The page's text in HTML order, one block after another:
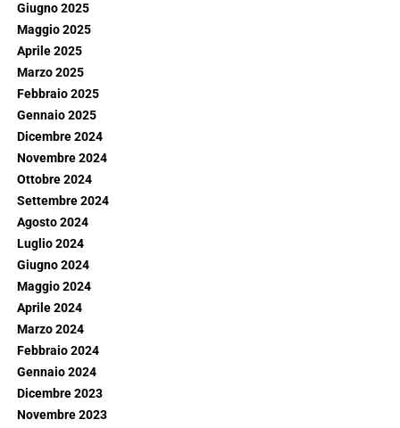
Giugno 2025
Maggio 2025
Aprile 2025
Marzo 2025
Febbraio 2025
Gennaio 2025
Dicembre 2024
Novembre 2024
Ottobre 2024
Settembre 2024
Agosto 2024
Luglio 2024
Giugno 2024
Maggio 2024
Aprile 2024
Marzo 2024
Febbraio 2024
Gennaio 2024
Dicembre 2023
Novembre 2023